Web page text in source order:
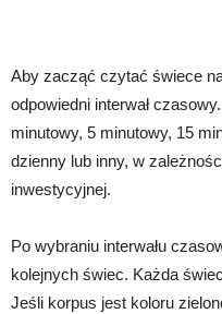
Aby zacząć czytać świece
odpowiedni interwał
minutowy, 5 minutowy, 15
dzienny lub inny, w
inwestycyjnej.
Po wybraniu interwału
kolejnych świec. Każda
Jeśli korpus jest koloru